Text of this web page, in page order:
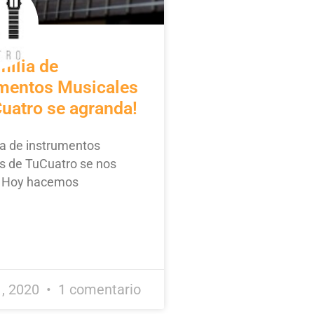
de
Musicales
se agranda!
de instrumentos
de TuCuatro se nos
hacemos
2020 1 comentario